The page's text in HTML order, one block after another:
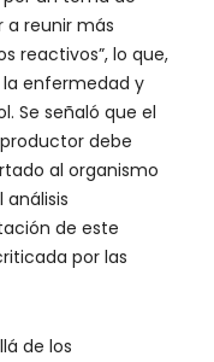
a reunir más
reactivos”, lo que,
enfermedad y
Se señaló que el
debe
al organismo
de este
por las
de los